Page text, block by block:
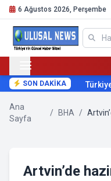
6 Ağustos 2026, Perşembe
SON DAKİKA
Ana
Sayfa
/ BHA /
Artvin’de